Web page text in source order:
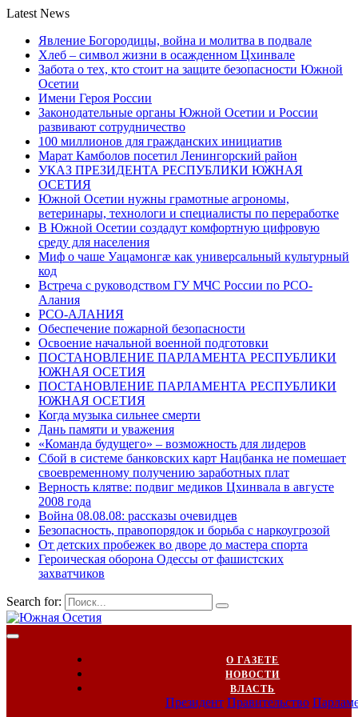
Latest News
Явление Богородицы, война и молитва в подвале
Хлеб – символ жизни в осажденном Цхинвале
Забота о тех, кто стоит на защите безопасности Южной
Осетии
Имени Героя России
Законодательные органы Южной Осетии и России
развивают сотрудничество
100 миллионов для гражданских инициатив
Марат Камболов посетил Ленингорский район
УКАЗ ПРЕЗИДЕНТА РЕСПУБЛИКИ ЮЖНАЯ
ОСЕТИЯ
Южной Осетии нужны грамотные агрономы,
ветеринары, технологи и специалисты по переработке
В Южной Осетии создадут комфортную цифровую
среду для населения
Миф о чаше Уацамонгæ как универсальный культурный
код
Встреча с руководством ГУ МЧС России по РСО-
Алания
РСО-АЛАНИЯ
Обеспечение пожарной безопасности
Освоение начальной военной подготовки
ПОСТАНОВЛЕНИЕ ПАРЛАМЕНТА РЕСПУБЛИКИ
ЮЖНАЯ ОСЕТИЯ
ПОСТАНОВЛЕНИЕ ПАРЛАМЕНТА РЕСПУБЛИКИ
ЮЖНАЯ ОСЕТИЯ
Когда музыка сильнее смерти
Дань памяти и уважения
«Команда будущего» – возможность для лидеров
Сбой в системе банковских карт Нацбанка не помешает
своевременному получению заработных плат
Верность клятве: подвиг медиков Цхинвала в августе
2008 года
Война 08.08.08: рассказы очевидцев
Безопасность, правопорядок и борьба с наркоугрозой
От детских пробежек во дворе до мастера спорта
Героическая оборона Одессы от фашистских
захватчиков
Search for:
О ГАЗЕТЕ
НОВОСТИ
ВЛАСТЬ
Президент Правительство